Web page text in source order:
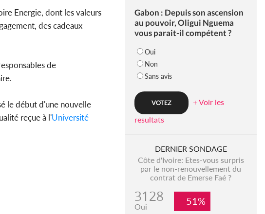
Energie, dont les valeurs
des cadeaux
de
le début d'une nouvelle
reçue à l'Université
Gabon : Depuis son ascension
au pouvoir, Oligui Nguema
vous parait-il compétent ?
Oui
Non
Sans avis
+ Voir les
resultats
DERNIER SONDAGE
Côte d'Ivoire: Etes-vous surpris
par le non-renouvellement du
contrat de Emerse Faé ?
3128
Oui 51%